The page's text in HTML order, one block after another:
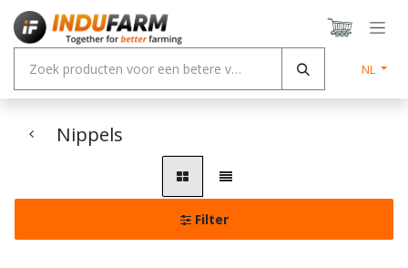
Overslaan naar inhoud
NL
Nippels
Filter